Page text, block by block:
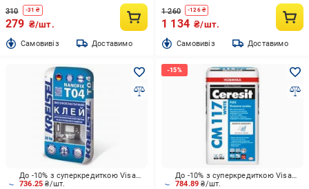
310 -31 ₴
279 ₴/шт.
Cамовивіз Доставимо
1 260 -126₴
1 134 ₴/шт.
Cамовивіз Доставимо
736.25₴/шт.
До -10% з суперкредиткою Visa Вигода
784.89₴/шт.
До -10% з суперкредиткою Visa Вигода